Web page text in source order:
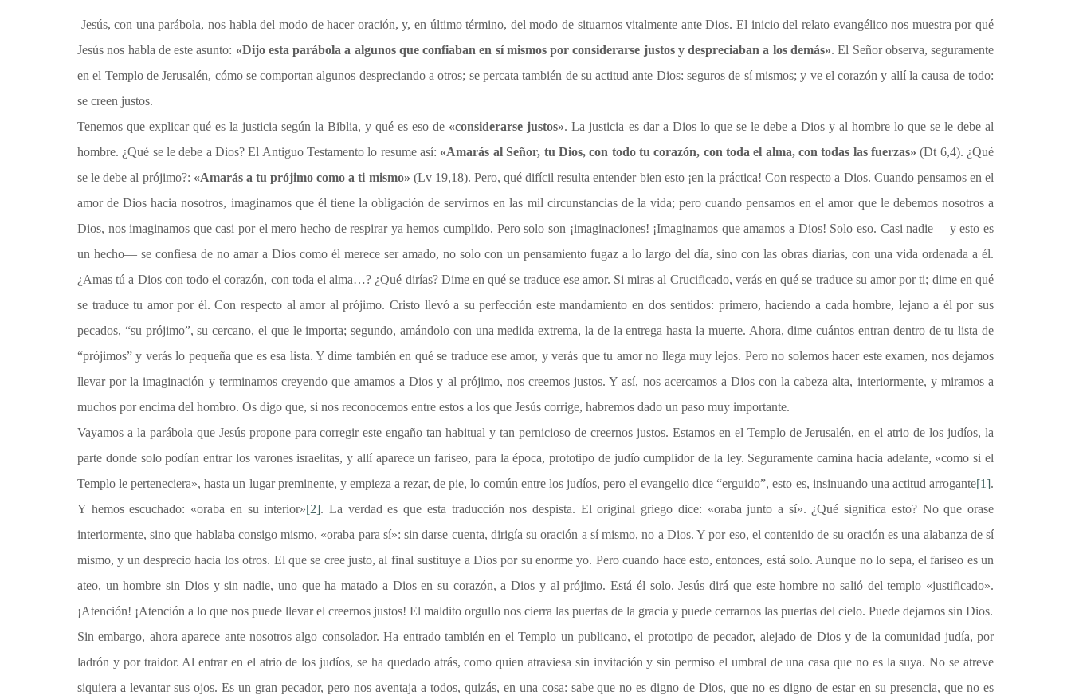
Jesús, con una parábola, nos habla del modo de hacer oración, y, en último término, del modo de situarnos vitalmente ante Dios. El inicio del relato evangélico nos muestra por qué
Jesús nos habla de este asunto: «Dijo esta parábola a algunos que confiaban en sí mismos por considerarse justos y despreciaban a los demás». El Señor observa, seguramente
en el Templo de Jerusalén, cómo se comportan algunos despreciando a otros; se percata también de su actitud ante Dios: seguros de sí mismos; y ve el corazón y allí la causa de todo:
se creen justos.
Tenemos que explicar qué es la justicia según la Biblia, y qué es eso de «considerarse justos». La justicia es dar a Dios lo que se le debe a Dios y al hombre lo que se le debe al
hombre. ¿Qué se le debe a Dios? El Antiguo Testamento lo resume así: «Amarás al Señor, tu Dios, con todo tu corazón, con toda el alma, con todas las fuerzas»(Dt 6,4). ¿Qué
se le debe al prójimo?: «Amarás a tu prójimo como a ti mismo» (Lv 19,18). Pero, qué difícil resulta entender bien esto ¡en la práctica! Con respecto a Dios. Cuando pensamos en el
amor de Dios hacia nosotros, imaginamos que él tiene la obligación de servirnos en las mil circunstancias de la vida; pero cuando pensamos en el amor que le debemos nosotros a
Dios, nos imaginamos que casi por el mero hecho de respirar ya hemos cumplido. Pero solo son ¡imaginaciones! ¡Imaginamos que amamos a Dios! Solo eso. Casi nadie —y esto es
un hecho— se confiesa de no amar a Dios como él merece ser amado, no solo con un pensamiento fugaz a lo largo del día, sino con las obras diarias, con una vida ordenada a él.
¿Amas tú a Dios con todo el corazón, con toda el alma…? ¿Qué dirías? Dime en qué se traduce ese amor. Si miras al Crucificado, verás en qué se traduce su amor por ti; dime en qué
se traduce tu amor por él. Con respecto al amor al prójimo. Cristo llevó a su perfección este mandamiento en dos sentidos: primero, haciendo a cada hombre, lejano a él por sus
pecados, “su prójimo”, su cercano, el que le importa; segundo, amándolo con una medida extrema, la de la entrega hasta la muerte. Ahora, dime cuántos entran dentro de tu lista de
“prójimos” y verás lo pequeña que es esa lista. Y dime también en qué se traduce ese amor, y verás que tu amor no llega muy lejos. Pero no solemos hacer este examen, nos dejamos
llevar por la imaginación y terminamos creyendo que amamos a Dios y al prójimo, nos creemos justos. Y así, nos acercamos a Dios con la cabeza alta, interiormente, y miramos a
muchos por encima del hombro. Os digo que, si nos reconocemos entre estos a los que Jesús corrige, habremos dado un paso muy importante.
Vayamos a la parábola que Jesús propone para corregir este engaño tan habitual y tan pernicioso de creernos justos. Estamos en el Templo de Jerusalén, en el atrio de los judíos, la
parte donde solo podían entrar los varones israelitas, y allí aparece un fariseo, para la época, prototipo de judío cumplidor de la ley. Seguramente camina hacia adelante, «como si el
Templo le perteneciera», hasta un lugar preminente, y empieza a rezar, de pie, lo común entre los judíos, pero el evangelio dice “erguido”, esto es, insinuando una actitud arrogante[1].
Y hemos escuchado: «oraba en su interior»[2]. La verdad es que esta traducción nos despista. El original griego dice: «oraba junto a sí». ¿Qué significa esto? No que orase
interiormente, sino que hablaba consigo mismo, «oraba para sí»: sin darse cuenta, dirigía su oración a sí mismo, no a Dios. Y por eso, el contenido de su oración es una alabanza de sí
mismo, y un desprecio hacia los otros. El que se cree justo, al final sustituye a Dios por su enorme yo. Pero cuando hace esto, entonces, está solo. Aunque no lo sepa, el fariseo es un
ateo, un hombre sin Dios y sin nadie, uno que ha matado a Dios en su corazón, a Dios y al prójimo. Está él solo. Jesús dirá que este hombreno salió del templo «justificado».
¡Atención! ¡Atención a lo que nos puede llevar el creernos justos! El maldito orgullo nos cierra las puertas de la gracia y puede cerrarnos las puertas del cielo. Puede dejarnos sin Dios.
Sin embargo, ahora aparece ante nosotros algo consolador. Ha entrado también en el Templo un publicano, el prototipo de pecador, alejado de Dios y de la comunidad judía, por
ladrón y por traidor. Al entrar en el atrio de los judíos, se ha quedado atrás, como quien atraviesa sin invitación y sin permiso el umbral de una casa que no es la suya. No se atreve
siquiera a levantar sus ojos. Es un gran pecador, pero nos aventaja a todos, quizás, en una cosa: sabe que no es digno de Dios, que no es digno de estar en su presencia, que no es